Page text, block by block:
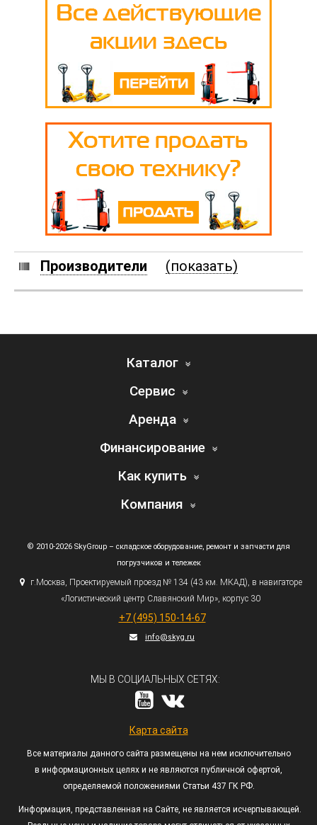
Производители (показать)
Каталог
Сервис
Аренда
Финансирование
Как купить
Компания
© 2010-2026 SkyGroup – складское оборудование, ремонт и запчасти для
погрузчиков и тележек
г.Москва, Проектируемый проезд № 134 (43км. МКАД), в навигаторе
«Логистический центр Славянский Мир», корпус 30
+7 (495) 150-14-67
info@skyg.ru
МЫ В СОЦИАЛЬНЫХ СЕТЯХ:
Карта сайта
Все материалы данного сайта размещены на нем исключительно
в информационных целях и не являются публичной офертой,
определяемой положениями Статьи 437 ГК РФ.
Информация, представленная на Сайте, не является исчерпывающей.